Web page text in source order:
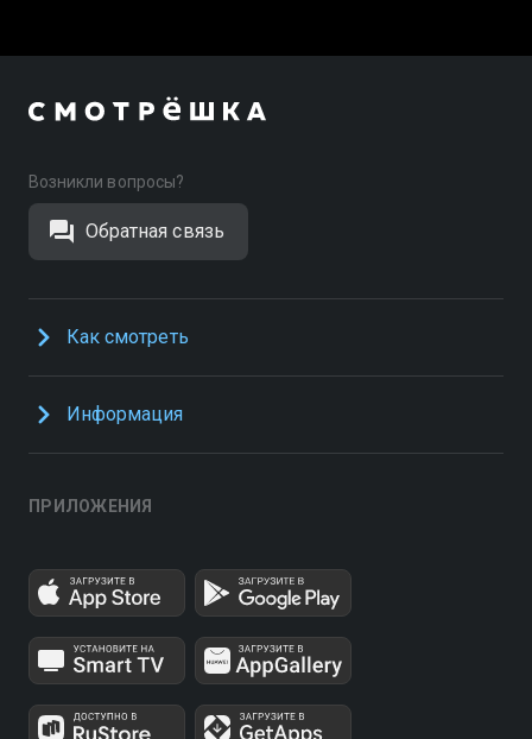
Возникли вопросы?
Обратная связь
Как смотреть
Информация
ПРИЛОЖЕНИЯ